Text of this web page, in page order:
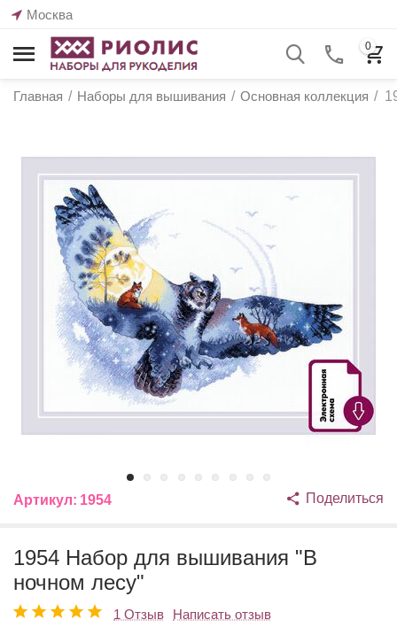
Москва
0
Главная / Наборы для вышивания / Основная коллекция /
Артикул: 1954 Поделиться
1954 Набор для вышивания "В
ночном лесу"
1 Отзыв Написать отзыв